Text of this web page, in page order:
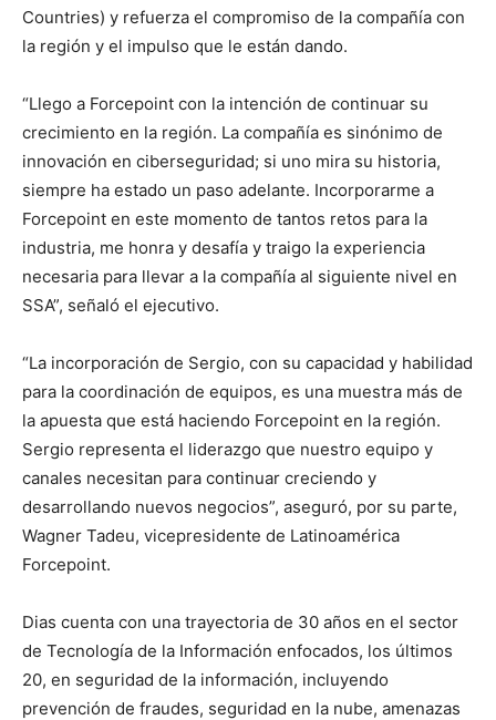
Countries) y refuerza el compromiso de la compañía con
la región y el impulso que le están dando.
“Llego a Forcepoint con la intención de continuar su
crecimiento en la región. La compañía es sinónimo de
innovación en ciberseguridad; si uno mira su historia,
siempre ha estado un paso adelante. Incorporarme a
Forcepoint en este momento de tantos retos para la
industria, me honra y desafía y traigo la experiencia
necesaria para llevar a la compañía al siguiente nivel en
SSA”, señaló el ejecutivo.
“La incorporación de Sergio, con su capacidad y habilidad
para la coordinación de equipos, es una muestra más de
la apuesta que está haciendo Forcepoint en la región.
Sergio representa el liderazgo que nuestro equipo y
canales necesitan para continuar creciendo y
desarrollando nuevos negocios”, aseguró, por su parte,
Wagner Tadeu, vicepresidente de Latinoamérica
Forcepoint.
Dias cuenta con una trayectoria de 30 años en el sector
de Tecnología de la Información enfocados, los últimos
20, en seguridad de la información, incluyendo
prevención de fraudes, seguridad en la nube, amenazas